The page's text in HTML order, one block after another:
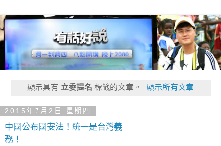
顯示具有 立委提名 標籤的文章。 顯示所有文章
2015年7月2日 星期四
中國公布國安法！統一是台灣義
務！